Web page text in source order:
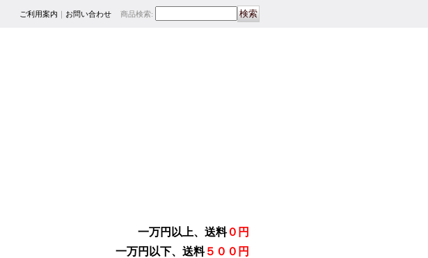
ご利用案内 ｜ お問い合わせ 商品検索:
一万円以上、送料０円
一万円以下、送料５００円